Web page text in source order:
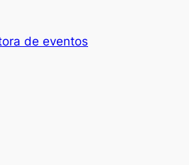
de eventos